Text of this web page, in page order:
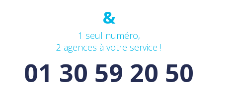
&
1 seul numéro,
2 agences à votre service !
01 30 59 20 50